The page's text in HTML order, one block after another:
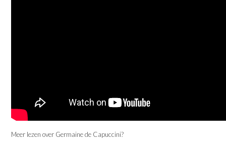
Meer lezen over Germaine de Capuccini?